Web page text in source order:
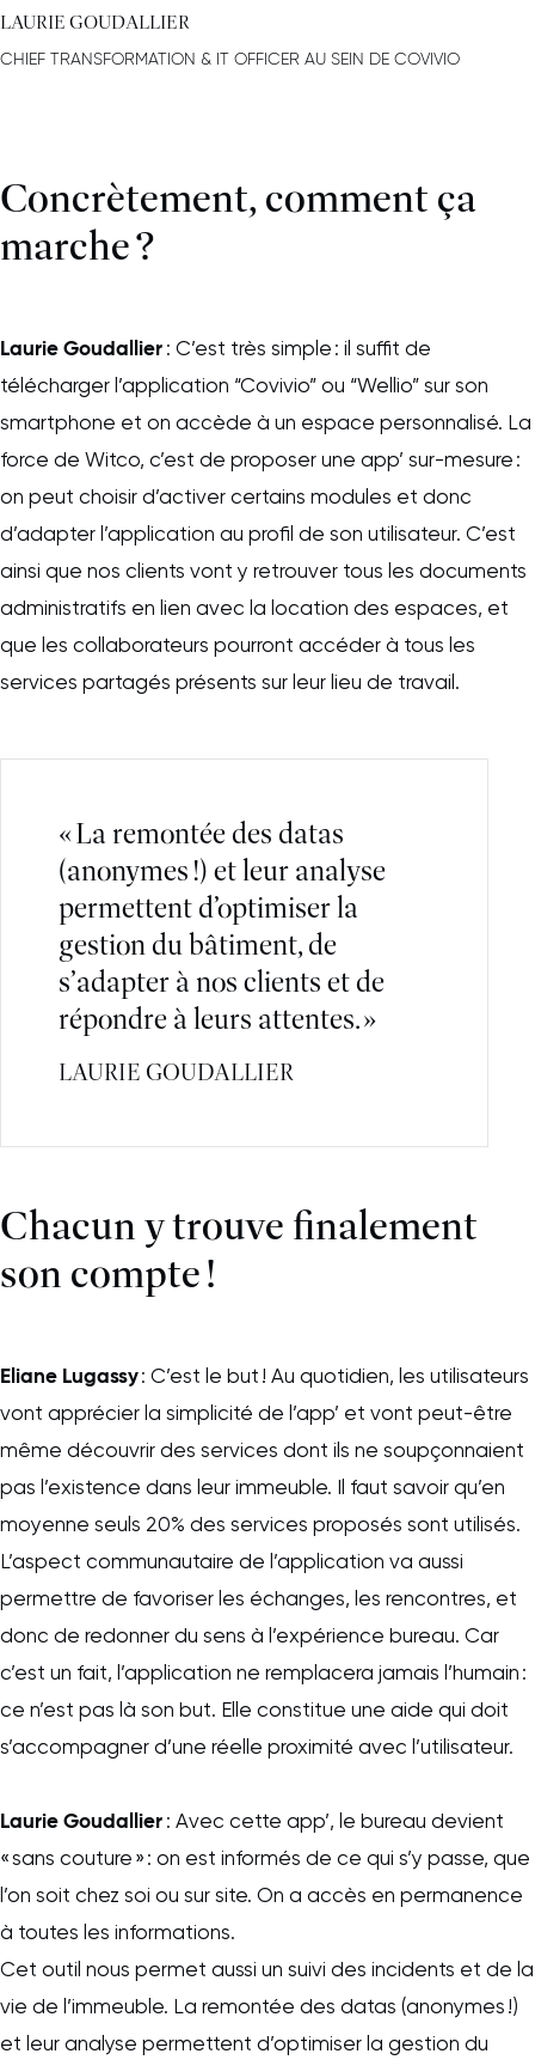
LAURIE GOUDALLIER
CHIEF TRANSFORMATION & IT OFFICER AU SEIN DE COVIVIO
Concrètement, comment ça
marche ?
Laurie Goudallier : C’est très simple : il suffit de
télécharger l’application “Covivio” ou “Wellio” sur son
smartphone et on accède à un espace personnalisé. La
force de Witco, c’est de proposer une app’ sur-mesure :
on peut choisir d’activer certains modules et donc
d’adapter l’application au profil de son utilisateur. C’est
ainsi que nos clients vont y retrouver tous les documents
administratifs en lien avec la location des espaces, et
que les collaborateurs pourront accéder à tous les
services partagés présents sur leur lieu de travail.
« La remontée des datas
(anonymes !) et leur analyse
permettent d’optimiser la
gestion du bâtiment, de
s’adapter à nos clients et de
répondre à leurs attentes. »
LAURIE GOUDALLIER
Chacun y trouve finalement
son compte !
Eliane Lugassy: C’est le but ! Au quotidien, les utilisateurs
vont apprécier la simplicité de l’app’ et vont peut-être
même découvrir des services dont ils ne soupçonnaient
pas l’existence dans leur immeuble. Il faut savoir qu’en
moyenne seuls 20% des services proposés sont utilisés.
L’aspect communautaire de l’application va aussi
permettre de favoriser les échanges, les rencontres, et
donc de redonner du sens à l’expérience bureau. Car
c’est un fait, l’application ne remplacera jamais l’humain :
ce n’est pas là son but. Elle constitue une aide qui doit
s’accompagner d’une réelle proximité avec l’utilisateur.
Laurie Goudallier : Avec cette app’, le bureau devient
« sans couture » : on est informés de ce qui s’y passe, que
l’on soit chez soi ou sur site. On a accès en permanence
à toutes les informations.
Cet outil nous permet aussi un suivi des incidents et de la
vie de l’immeuble. La remontée des datas (anonymes !)
et leur analyse permettent d’optimiser la gestion du